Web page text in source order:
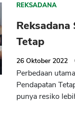
REKSADANA
Reksadana
Tetap
26 Oktober 2022
Perbedaan
Pendapatan
punya resiko